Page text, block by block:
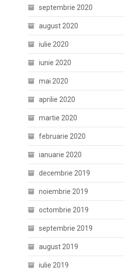
septembrie 2020
august 2020
iulie 2020
iunie 2020
mai 2020
aprilie 2020
martie 2020
februarie 2020
ianuarie 2020
decembrie 2019
noiembrie 2019
octombrie 2019
septembrie 2019
august 2019
iulie 2019